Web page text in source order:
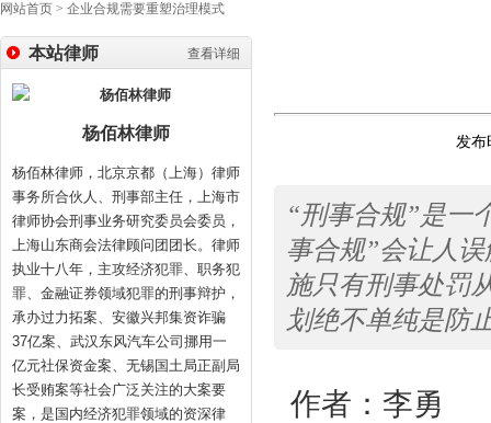
网站首页 > 企业合规需要重塑治理模式
查看详细
本站律师
杨佰林律师
杨佰林律师，北京京都（上海）律师
事务所合伙人、刑事部主任，上海市
律师协会刑事业务研究委员会委员，
上海山东商会法律顾问团团长。律师
执业十八年，主攻经济犯罪、职务犯
罪、金融证券领域犯罪的刑事辩护，
承办过力拓案、安徽兴邦集资诈骗
37亿案、武汉东风汽车公司挪用一
亿元社保资金案、无锡国土局正副局
长受贿案等社会广泛关注的大案要
案，是国内经济犯罪领域的资深律
发
“刑事合规”是一
事合规”会让人
施只有刑事处罚
划绝不单纯是防
作者：李勇